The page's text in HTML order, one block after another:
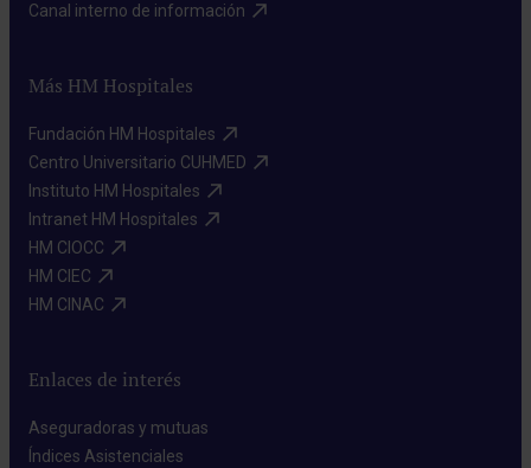
Canal interno de información​
Más HM Hospitales
Fundación HM Hospitales​
Centro Universitario CUHMED​
Instituto HM Hospitales​
Intranet HM Hospitales​
HM CIOCC​
HM CIEC​
HM CINAC​
Enlaces de interés
Aseguradoras y mutuas​
Índices Asistenciales​